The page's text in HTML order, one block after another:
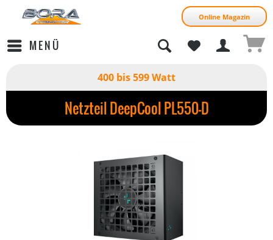
Online Magazin
MENÜ
400 bis 599 Watt
Netzteil DeepCool PL550-D